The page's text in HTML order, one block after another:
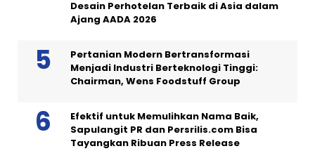
Desain Perhotelan Terbaik di Asia dalam
Ajang AADA 2026
Pertanian Modern Bertransformasi
Menjadi Industri Berteknologi Tinggi:
Chairman, Wens Foodstuff Group
Efektif untuk Memulihkan Nama Baik,
Sapulangit PR dan Persrilis.com Bisa
Tayangkan Ribuan Press Release